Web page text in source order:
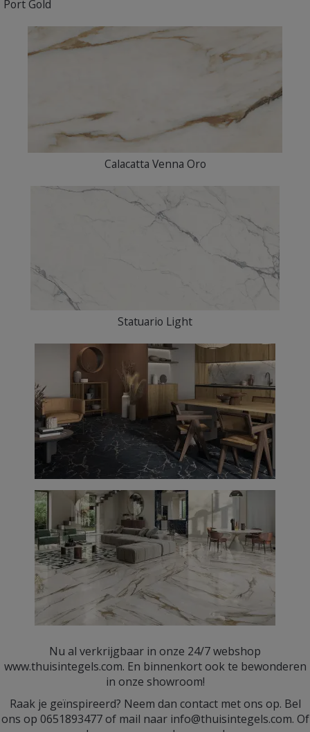
Port Gold
Calacatta Venna Oro
Statuario Light
Nu al verkrijgbaar in onze 24/7 webshop
www.thuisintegels.com. En binnenkort ook te bewonderen
in onze showroom!
Raak je geïnspireerd? Neem dan contact met ons op. Bel
ons op 0651893477 of mail naar info@thuisintegels.com. Of